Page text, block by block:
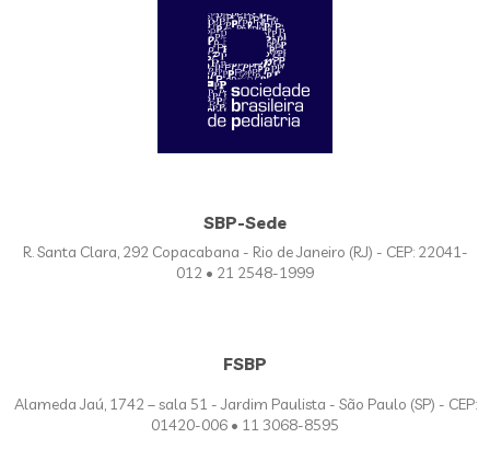
SBP-Sede
R. Santa Clara, 292 Copacabana - Rio de Janeiro (RJ) - CEP: 22041-
012 • 21 2548-1999
FSBP
Alameda Jaú, 1742 – sala 51 - Jardim Paulista - São Paulo (SP) - CEP:
01420-006 • 11 3068-8595